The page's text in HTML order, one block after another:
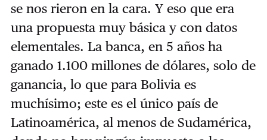
se nos rieron en la cara. Y eso que era
una propuesta muy básica y con datos
elementales. La banca, en 5 años ha
ganado 1.100 millones de dólares, solo de
ganancia, lo que para Bolivia es
muchísimo; este es el único país de
Latinoamérica, al menos de Sudamérica,